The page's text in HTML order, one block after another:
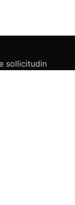
sollicitudin